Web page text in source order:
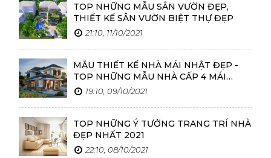
TOP NHỮNG MẪU SÂN VƯỜN ĐẸP,
THIẾT KẾ SÂN VƯỜN BIỆT THỰ ĐẸP
21:10, 11/10/2021
MẪU THIẾT KẾ NHÀ MÁI NHẬT ĐẸP -
TOP NHỮNG MẪU NHÀ CẤP 4 MÁI
NHẬT ĐẸP NHẤT
19:10, 09/10/2021
TOP NHỮNG Ý TƯỞNG TRANG TRÍ NHÀ
ĐẸP NHẤT 2021
22:10, 08/10/2021